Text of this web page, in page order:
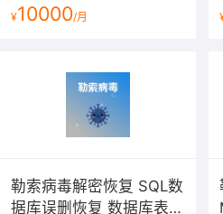
修复服务
¥10000/月
勒索病毒解密恢复 SQL数
据库误删恢复 数据库表损